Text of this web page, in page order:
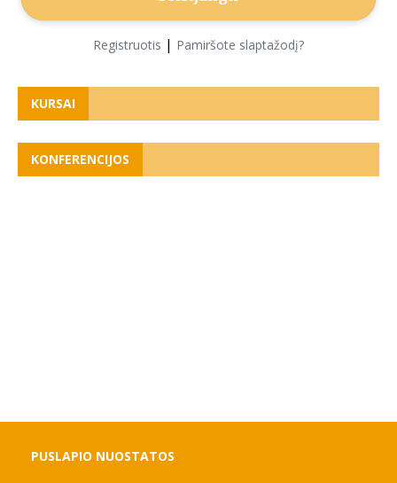
Registruotis | Pamiršote slaptažodį?
KURSAI
KONFERENCIJOS
PUSLAPIO NUOSTATOS